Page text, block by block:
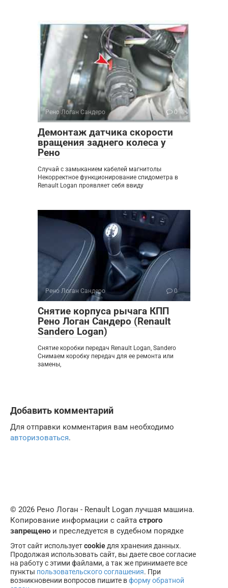
Рено Логан Сандеро 0
Демонтаж датчика скорости
вращения заднего колеса у
Рено
Случай с замыканием кабелей магнитолы
Некорректное функционирование спидометра в
Renault Logan проявляет себя ввиду
Рено Логан Сандеро 0
Снятие корпуса рычага КПП
Рено Логан Сандеро (Renault
Sandero Logan)
Снятие коробки передач Renault Logan, Sandero
Снимаем коробку передач для ее ремонта или
замены,
Добавить комментарий
Для отправки комментария вам необходимо
авторизоваться.
© 2026 Рено Логан - Renault Logan лучшая машина.
Копирование информации с сайта строго
запрещено и преследуется в судебном порядке
Этот сайт используетcookie для хранения данных.
Продолжая использовать сайт, вы даете свое согласие
на работу с этими файлами, а так же принимаете все
пункты пользовательского соглашения. При
возникновении вопросов пишите вформу обратной